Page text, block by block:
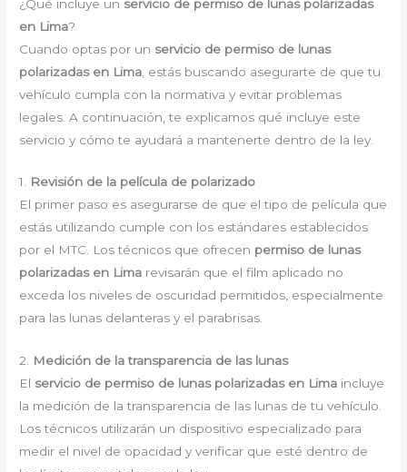
¿Qué incluye un servicio de permiso de lunas polarizadas
en Lima?
Cuando optas por un servicio de permiso de lunas
polarizadas en Lima , estás buscando asegurarte de que tu
vehículo cumpla con la normativa y evitar problemas
legales. A continuación, te explicamos qué incluye este
servicio y cómo te ayudará a mantenerte dentro de la ley.
1. Revisión de la película de polarizado
El primer paso es asegurarse de que el tipo de película que
estás utilizando cumple con los estándares establecidos
por el MTC. Los técnicos que ofrecen permiso de lunas
polarizadas en Lima revisarán que el film aplicado no
exceda los niveles de oscuridad permitidos, especialmente
para las lunas delanteras y el parabrisas.
2. Medición de la transparencia de las lunas
El servicio de permiso de lunas polarizadas en Lima incluye
la medición de la transparencia de las lunas de tu vehículo.
Los técnicos utilizarán un dispositivo especializado para
medir el nivel de opacidad y verificar que esté dentro de